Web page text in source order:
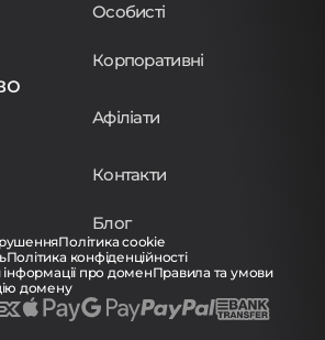
Особисті
Корпоративні
Афіліати
Контакти
Блог
Політика cookie
Політика конфіденційності
інформації про доменПравила та умови
домену